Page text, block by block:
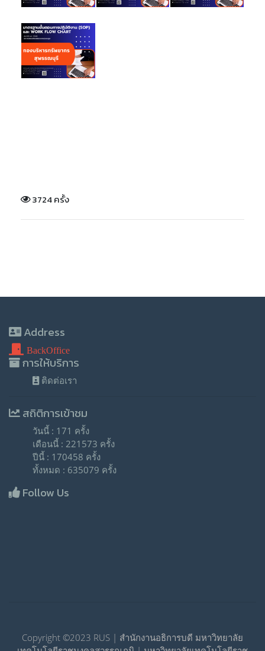
3724 ครั้ง
Address
BackOffice
การให้บริการ
ติดต่อเรา
สถิติการเข้าชม
วันนี้ : 171 ครั้ง
เดือนนี้ : 221573 ครั้ง
ปีนี้ : 170458 ครั้ง
ทั้งหมด : 635079 ครั้ง
Follow Us
Copyright ©2023 RUS | สำนักงานอธิการบดี มหาวิทยาลัย